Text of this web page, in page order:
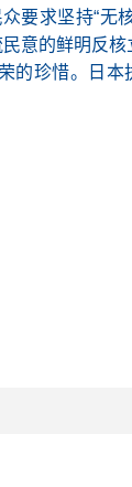
要求坚持“无
意的鲜明反核
的珍惜。日本